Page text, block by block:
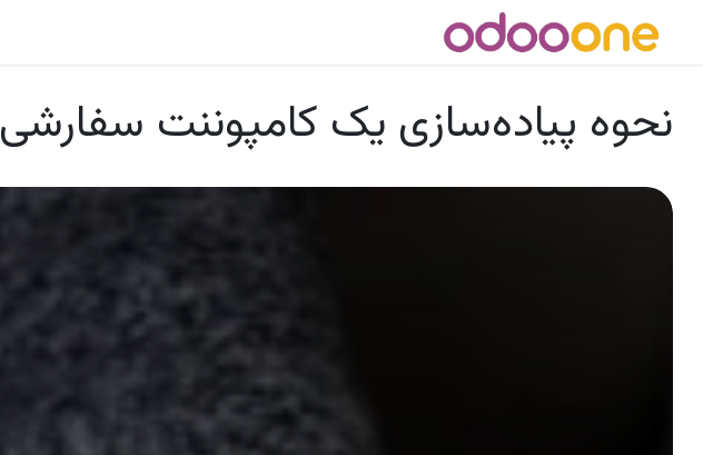
نحوه پیاده‌سازی یک کامپوننت سفارشی POS در Odoo 19